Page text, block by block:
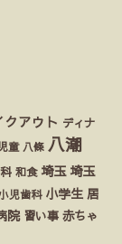
クアウト ディナ
児童 八條 八潮
和食 埼玉 埼玉
児歯科 小学生 居
院 習い事 赤ちゃ